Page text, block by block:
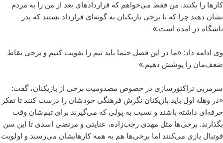
کارها را بکنند. من فقط می‌خواهم که قراردادهای بعد از من را به مردم
نشان دهند چرا که با برخی بازیکنان به گونه‌ای قرارداد بستند که پدر
باشگاه در آمده است.»
وی ادامه داد: «ما در این فصل حتما باید تیم را تقویت کنیم و برخی نقاط
ضعف‌مان را پوشش دهیم.»
سرمربی تراکتورسازی در خصوص مصدومیت برخی از بازیکنان، گفت:
«در وهله اول باید بازیکنان نگرش فرهنگی خودشان را درست کنند تا تفکر
حرفه‌ای داشته باشند و نسبت به پولی که می‌گیرند برای تیم‌شان وقت
بگذارند. برخی‌ها مثل مهدی رجب‌زاده، عنایتی و مرتضی اسدی تا این سن
فوتبال بازی می‌کنند اما برخی‌ها هم به همه کارهایشان می‌رسند و اولویت